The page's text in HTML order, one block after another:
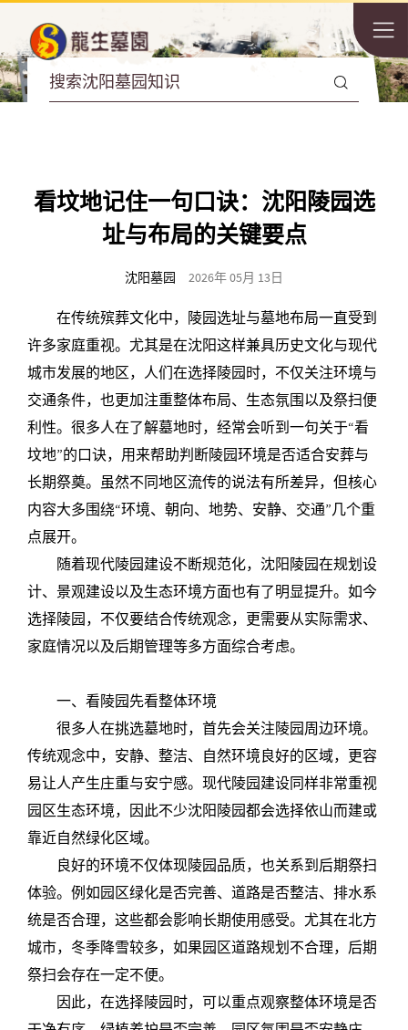
看坟地记住一句口诀：沈阳陵园选
址与布局的关键要点
沈阳墓园 2026年 05月 13日
在传统殡葬文化中，陵园选址与墓地布局一直受到
许多家庭重视。尤其是在沈阳这样兼具历史文化与现代
城市发展的地区，人们在选择陵园时，不仅关注环境与
交通条件，也更加注重整体布局、生态氛围以及祭扫便
利性。很多人在了解墓地时，经常会听到一句关于“看
坟地”的口诀，用来帮助判断陵园环境是否适合安葬与
长期祭奠。虽然不同地区流传的说法有所差异，但核心
内容大多围绕“环境、朝向、地势、安静、交通”几个重
点展开。
随着现代陵园建设不断规范化，沈阳陵园在规划设
计、景观建设以及生态环境方面也有了明显提升。如今
选择陵园，不仅要结合传统观念，更需要从实际需求、
家庭情况以及后期管理等多方面综合考虑。
一、看陵园先看整体环境
很多人在挑选墓地时，首先会关注陵园周边环境。
传统观念中，安静、整洁、自然环境良好的区域，更容
易让人产生庄重与安宁感。现代陵园建设同样非常重视
园区生态环境，因此不少沈阳陵园都会选择依山而建或
靠近自然绿化区域。
良好的环境不仅体现陵园品质，也关系到后期祭扫
体验。例如园区绿化是否完善、道路是否整洁、排水系
统是否合理，这些都会影响长期使用感受。尤其在北方
城市，冬季降雪较多，如果园区道路规划不合理，后期
祭扫会存在一定不便。
因此，在选择陵园时，可以重点观察整体环境是否